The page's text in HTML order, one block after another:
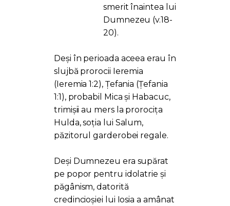
smerit înaintea lui
Dumnezeu (v.18-
20).
Deși în perioada aceea erau în
slujbă prorocii Ieremia
(Ieremia 1:2), Țefania (Țefania
1:1), probabil Mica și Habacuc,
trimișii au mers la prorocița
Hulda, soția lui Salum,
păzitorul garderobei regale.
Deși Dumnezeu era supărat
pe popor pentru idolatrie și
păgânism, datorită
credincioșiei lui Iosia a amânat